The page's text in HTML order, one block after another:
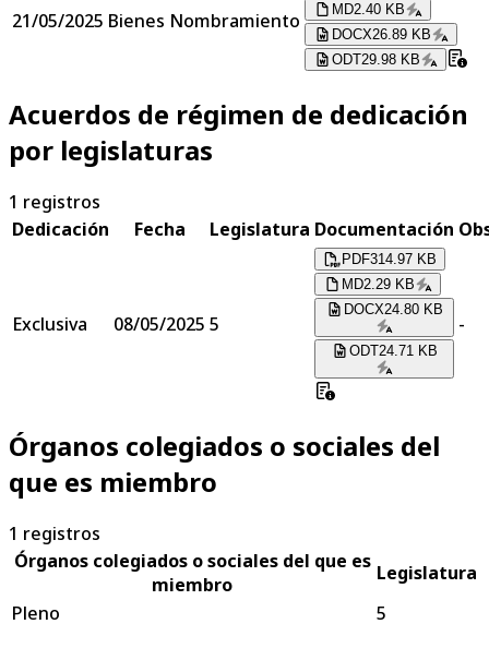
21/05/2025 Bienes Nombramiento
MD2.40 KB
DOCX26.89 KB
ODT29.98 KB
Acuerdos de régimen de dedicación
por legislaturas
1 registros
Dedicación
Fecha Legislatura Documentación
Exclusiva 08/05/2025 5
PDF314.97 KB
MD2.29 KB
DOCX24.80 KB
ODT24.71 KB
-
Órganos colegiados o sociales del
que es miembro
1 registros
Órganos colegiados o sociales del que es
miembro
Legislatura
Pleno
5